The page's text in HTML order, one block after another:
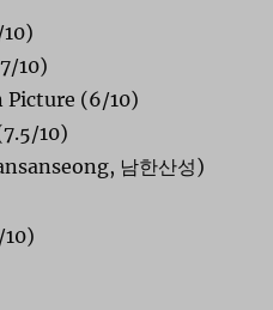
10)
Picture (6/10)
10)
남한산성)